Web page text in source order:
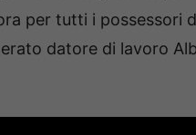
per tutti i possessori
datore di lavoro